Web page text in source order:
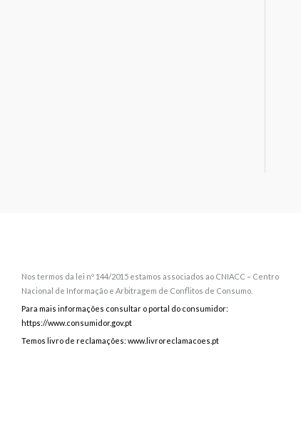
Nos termos da lei nº 144/2015 estamos associados ao CNIACC – Centro
Nacional de Informação e Arbitragem de Conflitos de Consumo.
Para mais informações consultar o portal do consumidor:
https://www.consumidor.gov.pt
Temos livro de reclamações: www.livroreclamacoes.pt